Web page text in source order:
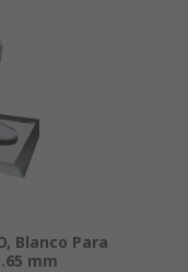
Blanco Para
mm